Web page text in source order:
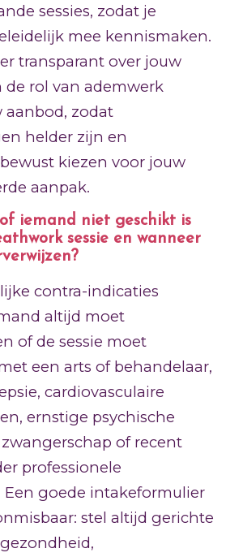
sessies, zodat je
mee kennismaken.
transparant over jouw
rol van ademwerk
zodat
helder zijn en
kiezen voor jouw
aanpak.
iemand niet geschikt is
sessie en wanneer
contra-indicaties
altijd moet
of de sessie moet
een arts of behandelaar,
cardiovasculaire
ernstige psychische
of recent
professionele
goede intakeformulier
stel altijd gerichte